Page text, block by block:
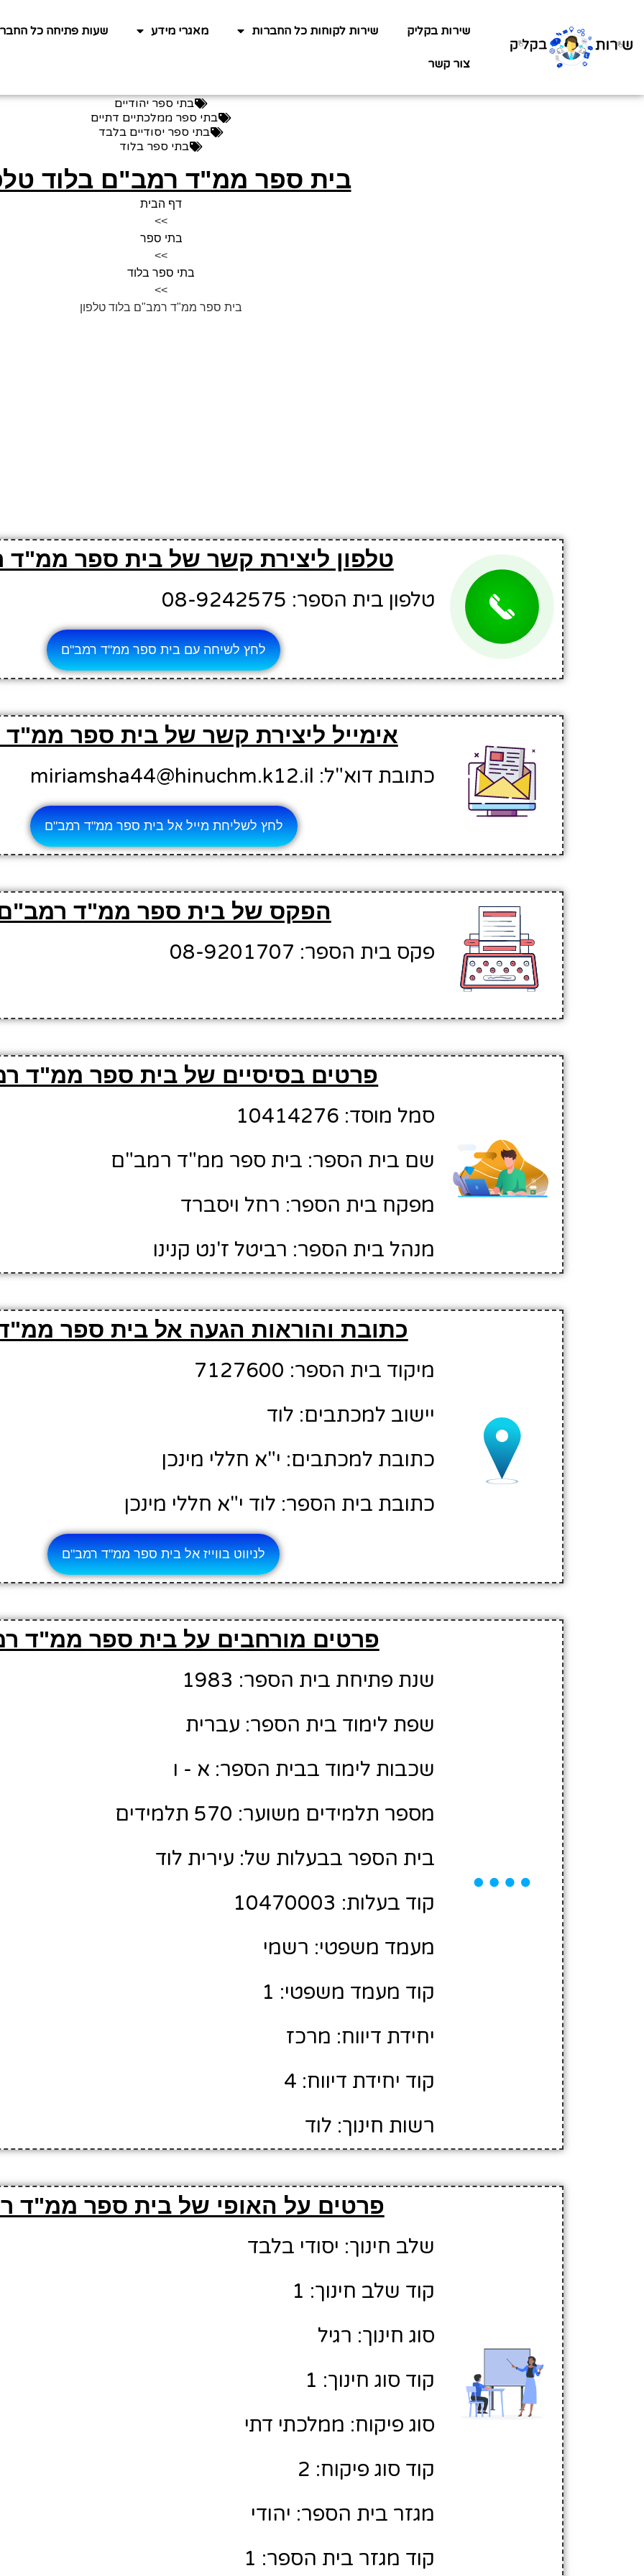
שירות בקליק שירות לקוחות כל החברות מאגרי מידע שעות פתיחה כל
צור קשר
בתי ספר יהודיים
בתי ספר ממלכתיים דתיים
בתי ספר יסודיים בלבד
בתי ספר בלוד
בית ספר ממ"ד רמב"ם בלוד
דף הבית
>>
בתי ספר
>>
בתי ספר בלוד
>>
בית ספר ממ"ד רמב"ם בלוד טלפון
טלפון ליצירת קשר של בית ספר
טלפון בית הספר: 08-9242575
לחץ לשיחה עם בית ספר ממ"ד רמב"ם
אימייל ליצירת קשר של בית ספר
כתובת דוא"ל: miriamsha44@hinuchm.k12.il
לחץ לשליחת מייל אל בית ספר ממ"ד רמב"ם
הפקס של בית ספר ממ"ד
פקס בית הספר: 08-9201707
פרטים בסיסיים של בית ספר ממ"ד
סמל מוסד: 10414276
שם בית הספר: בית ספר ממ"ד רמב"ם
מפקח בית הספר: רחל ויסברד
מנהל בית הספר: רביטל ז'נט קנינו
כתובת והוראות הגעה אל בית ספר
מיקוד בית הספר: 7127600
יישוב למכתבים: לוד
כתובת למכתבים: י"א חללי מינכן
כתובת בית הספר: לוד י"א חללי מינכן
לניווט בווייז אל בית ספר ממ"ד רמב"ם
פרטים מורחבים על בית ספר ממ"ד
שנת פתיחת בית הספר: 1983
שפת לימוד בית הספר: עברית
שכבות לימוד בבית הספר: א - ו
מספר תלמידים משוער: 570 תלמידים
בית הספר בבעלות של: עירית לוד
קוד בעלות: 10470003
מעמד משפטי: רשמי
קוד מעמד משפטי: 1
יחידת דיווח: מרכז
קוד יחידת דיווח: 4
רשות חינוך: לוד
פרטים על האופי של בית ספר ממ"ד
שלב חינוך: יסודי בלבד
קוד שלב חינוך: 1
סוג חינוך: רגיל
קוד סוג חינוך: 1
סוג פיקוח: ממלכתי דתי
קוד סוג פיקוח: 2
מגזר בית הספר: יהודי
קוד מגזר בית הספר: 1